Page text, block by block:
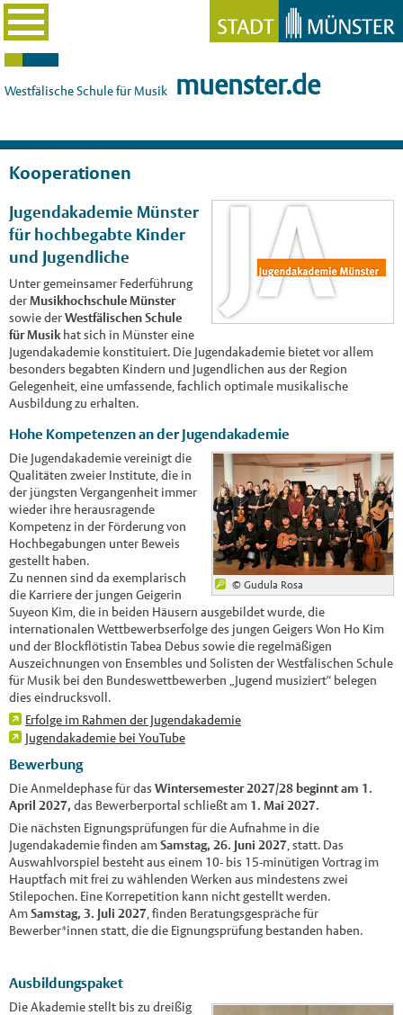
Westfälische Schule für Musik muenster.de
Kooperationen
Jugendakademie Münster
für hochbegabte Kinder
und Jugendliche
Unter gemeinsamer Federführung
derMusikhochschule Münster
sowie derWestfälischen Schule
für Musikhat sich in Münster eine
Jugendakademie konstituiert. Die Jugendakademie bietet vor allem
besonders begabten Kindern und Jugendlichen aus der Region
Gelegenheit, eine umfassende, fachlich optimale musikalische
Ausbildung zu erhalten.
Hohe Kompetenzen an der Jugendakademie
© Gudula Rosa
Die Jugendakademie vereinigt die
Qualitäten zweier Institute, die in
der jüngsten Vergangenheit immer
wieder ihre herausragende
Kompetenz in der Förderung von
Hochbegabungen unter Beweis
gestellt haben.
Zu nennen sind da exemplarisch
die Karriere der jungen Geigerin
Suyeon Kim, die in beiden Häusern ausgebildet wurde, die
internationalen Wettbewerbserfolge des jungen Geigers Won Ho Kim
und der Blockflötistin Tabea Debus sowie die regelmäßigen
Auszeichnungen von Ensembles und Solisten der Westfälischen Schule
für Musik bei den Bundeswettbewerben „Jugend musiziert“ belegen
dies eindrucksvoll.
Erfolge im Rahmen der Jugendakademie
Jugendakademie bei YouTube
Bewerbung
Die Anmeldephase für das Wintersemester 2027/28 beginnt am 1.
April 2027, das Bewerberportal schließt am1. Mai 2027.
Die nächsten Eignungsprüfungen für die Aufnahme in die
Jugendakademie finden amSamstag, 26. Juni 2027, statt. Das
Auswahlvorspiel besteht aus einem 10- bis 15-minütigen Vortrag im
Hauptfach mit frei zu wählenden Werken aus mindestens zwei
Stilepochen. Eine Korrepetition kann nicht gestellt werden.
AmSamstag, 3. Juli 2027, finden Beratungsgespräche für
Bewerber*innen statt, die die Eignungsprüfung bestanden haben.
Ausbildungspaket
Die Akademie stellt bis zu dreißig